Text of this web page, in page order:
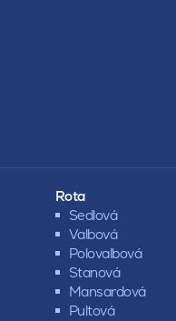
Rota
Sedlová
Valbová
Polovalbová
Stanová
Mansardová
Pultová